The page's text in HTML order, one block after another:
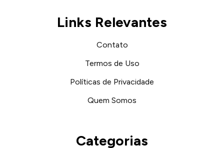
Links Relevantes
Contato
Termos de Uso
Políticas de Privacidade
Quem Somos
Categorias